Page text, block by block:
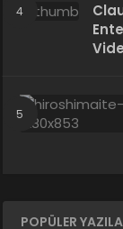
POPÜLER